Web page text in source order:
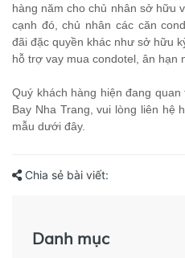
hàng năm cho chủ nhân sở hữu
cạnh đó, chủ nhân các căn
đãi đặc quyền khác như sở hữu
hỗ trợ vay mua condotel, ân hạn
Quý khách hàng hiện đang
Bay Nha Trang, vui lòng liên hệ
mẫu dưới đây.
Chia sẻ bài viết:
Danh mục